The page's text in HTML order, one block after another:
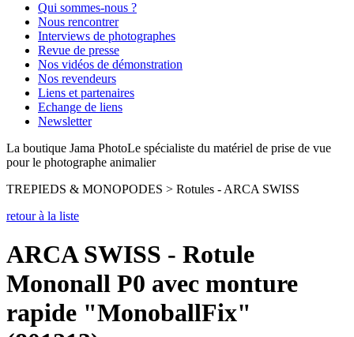
Qui sommes-nous ?
Nous rencontrer
Interviews de photographes
Revue de presse
Nos vidéos de démonstration
Nos revendeurs
Liens et partenaires
Echange de liens
Newsletter
La boutique Jama PhotoLe spécialiste du matériel de prise de vue
pour le photographe animalier
TREPIEDS & MONOPODES > Rotules - ARCA SWISS
retour à la liste
ARCA SWISS - Rotule
Mononall P0 avec monture
rapide "MonoballFix"